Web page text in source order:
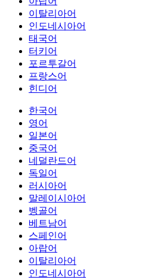
이탈리아어
인도네시아어
태국어
터키어
포르투갈어
프랑스어
힌디어
한국어
영어
일본어
중국어
네덜란드어
독일어
러시아어
말레이시아어
벵골어
베트남어
스페인어
아랍어
이탈리아어
인도네시아어